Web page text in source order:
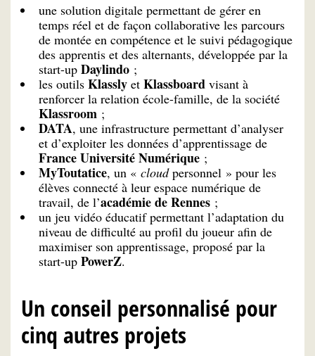
une solution digitale permettant de gérer en
temps réel et de façon collaborative les parcours
de montée en compétence et le suivi pédagogique
des apprentis et des alternants, développée par la
start-up Daylindo ;
les outils Klassly et Klassboard visant à
renforcer la relation école-famille, de la société
Klassroom ;
DATA, une infrastructure permettant d’analyser
et d’exploiter les données d’apprentissage de
France Université Numérique ;
MyToutatice, un « cloudpersonnel » pour les
élèves connecté à leur espace numérique de
travail, de l’académie de Rennes ;
un jeu vidéo éducatif permettant l’adaptation du
niveau de difficulté au profil du joueur afin de
maximiser son apprentissage, proposé par la
start-up PowerZ.
Un conseil personnalisé pour
cinq autres projets